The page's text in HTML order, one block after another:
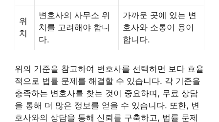
위
치
변호사의 사무소 위
치를 고려해야 합니
다.
가까운 곳에 있는 변
호사와 소통이 용이
합니다.
위의 기준을 참고하여 변호사를 선택하면 보다 효율
적으로 법률 문제를 해결할 수 있습니다. 각 기준을
충족하는 변호사를 찾는 것이 중요하며, 무료 상담
을 통해 더 많은 정보를 얻을 수 있습니다. 또한, 변
호사와의 상담을 통해 신뢰를 구축하고, 법률 문제